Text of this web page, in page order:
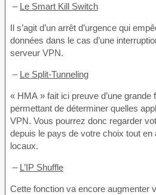
– Le Smart Kill Switch
Il s’agit d’un arrêt d’urgence qui
données dans le cas d’une
serveur VPN.
– Le Split-Tunneling
« HMA » fait ici preuve d’une grande
permettant de déterminer quelles
VPN. Vous pourrez donc regarder
depuis le pays de votre choix tout
locaux.
– L’IP Shuffle
Cette fonction va encore augmenter